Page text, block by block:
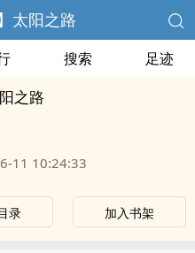
太阳之路
搜索 足迹
之路
11 10:24:33
录 加入书架